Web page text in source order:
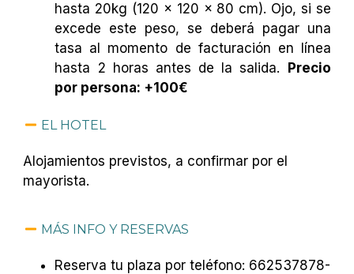
hasta 20kg (120 x 120 x 80 cm). Ojo, si se
excede este peso, se deberá pagar una
tasa al momento de facturación en línea
hasta 2 horas antes de la salida.
Precio
por persona: +100€
EL HOTEL
Alojamientos previstos, a confirmar por el
mayorista.
MÁS INFO Y RESERVAS
Reserva tu plaza por teléfono: 662537878-